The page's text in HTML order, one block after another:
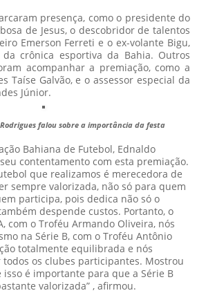
presença, como o presidente do
de Jesus, o descobridor de talentos
Emerson Ferreti e o ex-volante Bigu,
crônica esportiva da Bahia. Outros
acompanhar a premiação, como a
Taíse Galvão, e o assessor especial da
Júnior.
falou sobre a importância da festa
Bahiana de Futebol, Ednaldo
contentamento com esta premiação.
que realizamos é merecedora de
sempre valorizada, não só para quem
participa, pois dedica não só o
despende custos. Portanto, o
com o Troféu Armando Oliveira, nós
na Série B, com o Troféu Antônio
totalmente equilibrada e nós
os clubes participantes. Mostrou
é importante para que a Série B
valorizada” , afirmou.